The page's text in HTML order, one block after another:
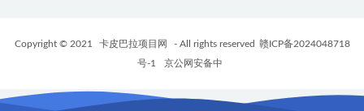
Copyright © 2021 卡皮巴拉项目网 - All rights reserved
赣ICP备2024048718
号-1
京公网安备中